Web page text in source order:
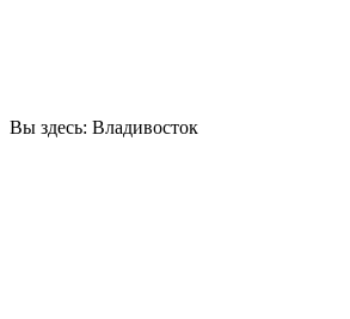
Вы здесь: Владивосток